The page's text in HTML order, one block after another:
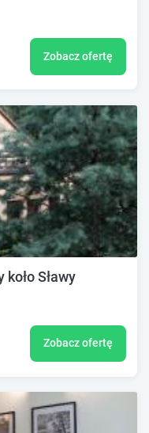
Zobacz ofertę
Sławy
Zobacz ofertę